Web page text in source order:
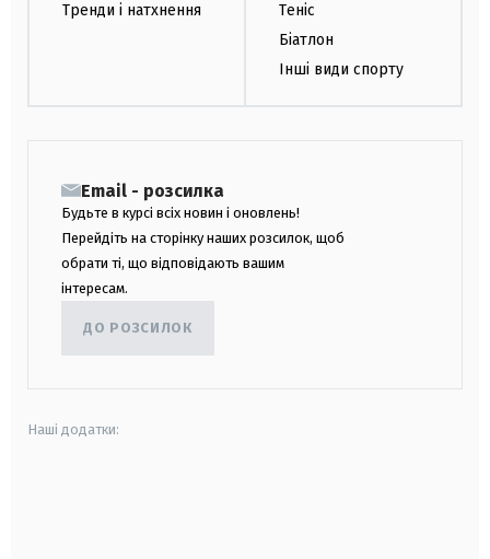
Тренди і натхнення
Теніс
Біатлон
Інші види спорту
Email - розсилка
Будьте в курсі всіх новин і оновлень!
Перейдіть на сторінку наших розсилок, щоб
обрати ті, що відповідають вашим
інтересам.
ДО РОЗСИЛОК
Наші додатки: